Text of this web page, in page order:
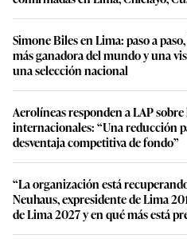
Simone Biles en Lima: paso a
más ganadora del mundo y una
una selección nacional
Aerolíneas responden a LAP sobre
internacionales: “Una reducción
desventaja competitiva de fondo”
“La organización está
Neuhaus, expresidente de Lima
de Lima 2027 y en qué más está